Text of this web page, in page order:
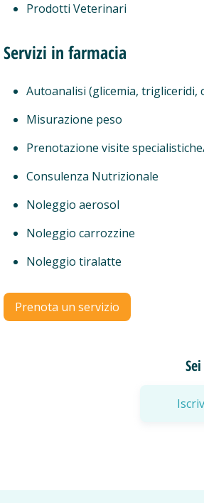
Prodotti Veterinari
Servizi in farmacia
Autoanalisi (glicemia, trigliceridi,
Misurazione peso
Prenotazione visite
Consulenza Nutrizionale
Noleggio aerosol
Noleggio carrozzine
Noleggio tiralatte
Prenota un servizio